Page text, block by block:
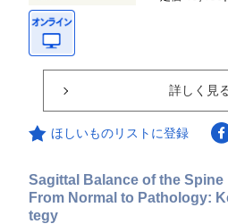
詳しく見
ほしいものリストに登録
Sagittal Balance of the Spine
From Normal to Pathology:
tegy